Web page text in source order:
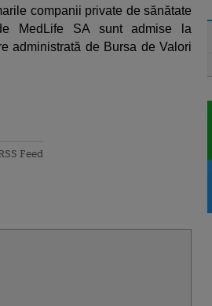
companii private de sănătate
MedLife SA sunt admise la
administrată de Bursa de Valori
Feed